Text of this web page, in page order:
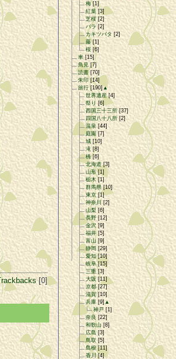
[0]
梅[1]
紅葉 [3]
芝桜[2]
バラ[2]
カキツバタ [2]
藤[1]
桜[6]
車[15]
鳥見 [7]
読書[70]
朱印[14]
旅行[190]▲
世界遺産[4]
祭り [6]
西国三十三所 [37]
四国八十八所 [2]
温泉[44]
庭園 [7]
城[10]
滝[8]
橋[6]
北海道[3]
山形[1]
栃木[1]
群馬県[10]
東京[1]
神奈川 [2]
山梨 [6]
長野[12]
金沢 [9]
福井[5]
富山[9]
静岡[29]
愛知[10]
岐阜[15]
三重[3]
大阪[11]
京都[27]
滋賀[10]
兵庫[9] ▲
神戸[1]
奈良 [22]
和歌山 [8]
広島[3]
鳥取[5]
島根[11]
香川[4]